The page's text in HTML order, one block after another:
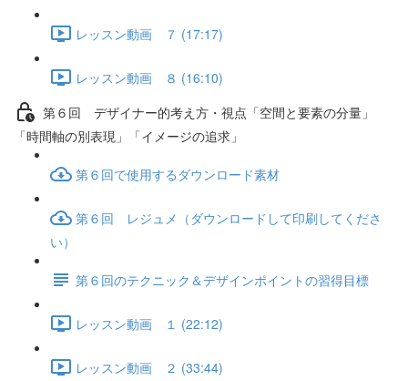
レッスン動画 ７ (17:17)
レッスン動画 ８ (16:10)
第６回 デザイナー的考え方・視点「空間と要素の分量」
「時間軸の別表現」「イメージの追求」
第６回で使用するダウンロード素材
第６回 レジュメ（ダウンロードして印刷してくださ
い）
第６回のテクニック＆デザインポイントの習得目標
レッスン動画 １ (22:12)
レッスン動画 ２ (33:44)